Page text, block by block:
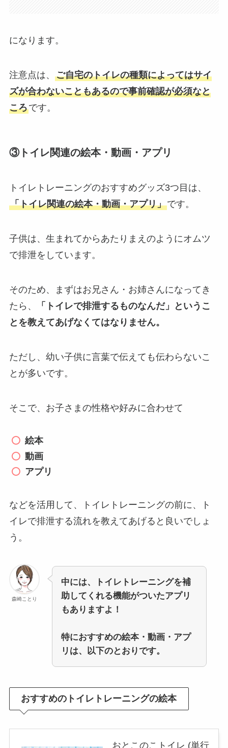
になります。
注意点は、 ご自宅のトイレの種類によってはサイ
ズが合わないこともあるので事前確認が必須なと
ころです。
③トイレ関連の絵本・動画・アプリ
トイレトレーニングのおすすめグッズ3つ目は、
「トイレ関連の絵本・動画・アプリ」です。
子供は、生まれてからあたりまえのようにオムツ
で排泄をしています。
そのため、まずはお兄さん・お姉さんになってき
たら、
「トイレで排泄するものなんだ」というこ
とを教えてあげなくてはなりません。
ただし、幼い子供に言葉で伝えても伝わらないこ
とが多いです。
そこで、お子さまの性格や好みに合わせて
絵本
動画
アプリ
などを活用して、トイレトレーニングの前に、ト
イレで排泄する流れを教えてあげると良いでしょ
う。
森崎ことり
中には、トイレトレーニングを補
助してくれる機能がついたアプリ
もありますよ！
特におすすめの絵本・動画・アプ
リは、以下のとおりです。
おすすめのトイレトレーニングの絵本
おとこのこトイレ (単行